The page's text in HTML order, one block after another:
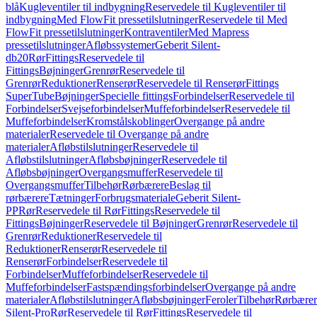
blåKugleventiler til indbygningReservedele til Kugleventiler til
indbygningMed FlowFit pressetilslutningerReservedele til Med
FlowFit pressetilslutningerKontraventilerMed Mapress
pressetilslutningerAfløbssystemerGeberit Silent-
db20RørFittingsReservedele til
FittingsBøjningerGrenrørReservedele til
GrenrørReduktionerRenserørReservedele til RenserørFittings
SuperTubeBøjningerSpecielle fittingsForbindelserReservedele til
ForbindelserSvejseforbindelserMuffeforbindelserReservedele til
MuffeforbindelserKromstålskoblingerOvergange på andre
materialerReservedele til Overgange på andre
materialerAfløbstilslutningerReservedele til
AfløbstilslutningerAfløbsbøjningerReservedele til
AfløbsbøjningerOvergangsmufferReservedele til
OvergangsmufferTilbehørRørbærereBeslag til
rørbærereTætningerForbrugsmaterialeGeberit Silent-
PPRørReservedele til RørFittingsReservedele til
FittingsBøjningerReservedele til BøjningerGrenrørReservedele til
GrenrørReduktionerReservedele til
ReduktionerRenserørReservedele til
RenserørForbindelserReservedele til
ForbindelserMuffeforbindelserReservedele til
MuffeforbindelserFastspændingsforbindelserOvergange på andre
materialerAfløbstilslutningerAfløbsbøjningerFerolerTilbehør
Silent-ProRørReservedele til RørFittingsReservedele til